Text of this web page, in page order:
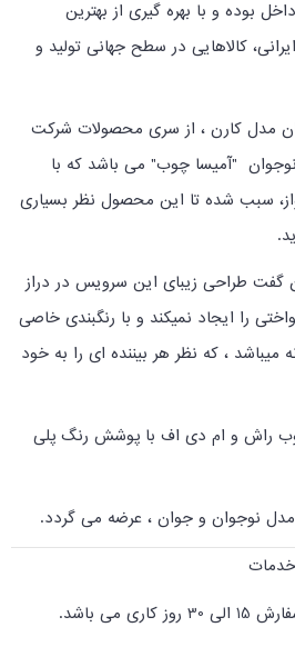
بوده و با بهره گیری از بهترین
کالاهایی در سطح جهانی تولید و
مدل کارن ، از سری محصولات شرکت
"آمیسا چوب" می باشد که با
سبب شده تا این محصول نظر بسیاری
گفت طراحی زیبای این سرویس در دراز
را ایجاد نمیکند و با رنگبندی خاصی
میباشد ، که نظر هر بیننده ای را به خود
راش و ام دی اف با پوشش رنگ پلی
نوجوان و جوان ، عرضه می گردد.
می باشد.